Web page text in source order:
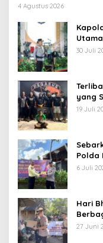
4 Agustus 2026
30 Juli
yang
Tim
19 Juli
Polda
6 Juli
Hari
27 Juni